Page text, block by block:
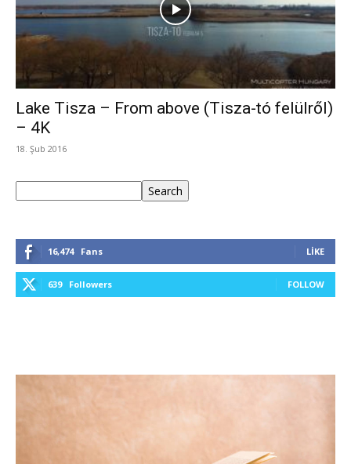
Lake Tisza – From above (Tisza-tó felülről)
– 4K
18. Şub 2016
Search
16,474 Fans LIKE
639 Followers FOLLOW